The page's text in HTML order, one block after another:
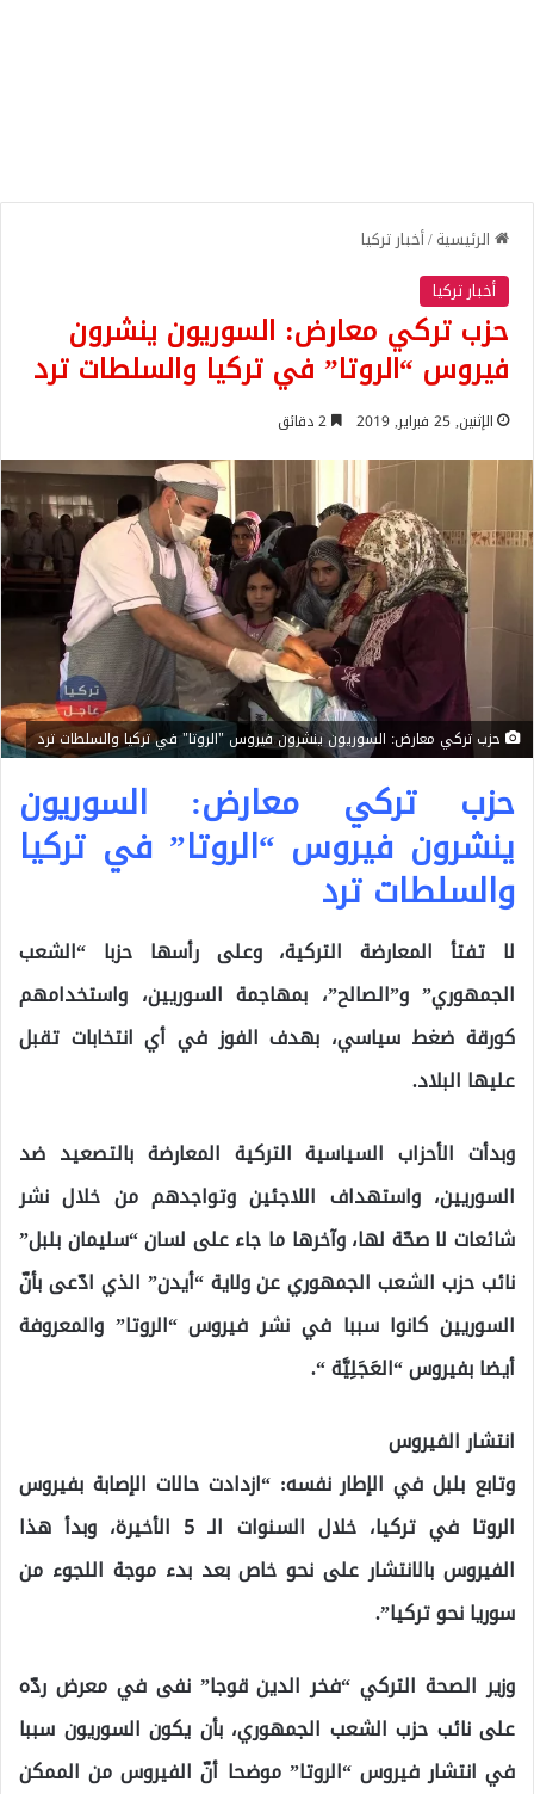
الرئيسية/أخبار تركيا
أخبار تركيا
حزب تركي معارض: السوريون ينشرون
فيروس “الروتا” في تركيا والسلطات ترد
الإثنين, 25 فبراير, 2019
حزب تركي معارض: السوريون ينشرون فيروس "الروتا" في تركيا والسلطات ترد
حزب تركي معارض: السوريون
ينشرون فيروس “الروتا” في تركيا
والسلطات ترد
لا تفتأ المعارضة التركية، وعلى رأسها حزبا “الشعب
الجمهوري” و”الصالح”، بمهاجمة السوريين، واستخدامهم
كورقة ضغط سياسي، بهدف الفوز في أي انتخابات تقبل
عليها البلاد.
وبدأت الأحزاب السياسية التركية المعارضة بالتصعيد ضد
السوريين، واستهداف اللاجئين وتواجدهم من خلال نشر
شائعات لا صحّة لها، وآخرها ما جاء على لسان “سليمان بلبل”
نائب حزب الشعب الجمهوري عن ولاية “أيدن” الذي ادّعى بأنّ
السوريين كانوا سببا في نشر فيروس “الروتا” والمعروفة
أيضا بفيروس “العَجَلِيَّة “.
انتشار الفيروس
وتابع بلبل في الإطار نفسه: “ازدادت حالات الإصابة بفيروس
الروتا في تركيا، خلال السنوات الـ 5 الأخيرة، وبدأ هذا
الفيروس بالانتشار على نحو خاص بعد بدء موجة اللجوء من
سوريا نحو تركيا”.
وزير الصحة التركي “فخر الدين قوجا” نفى في معرض ردّه
على نائب حزب الشعب الجمهوري، بأن يكون السوريون سببا
في انتشار فيروس “الروتا” موضحا أنّ الفيروس من الممكن